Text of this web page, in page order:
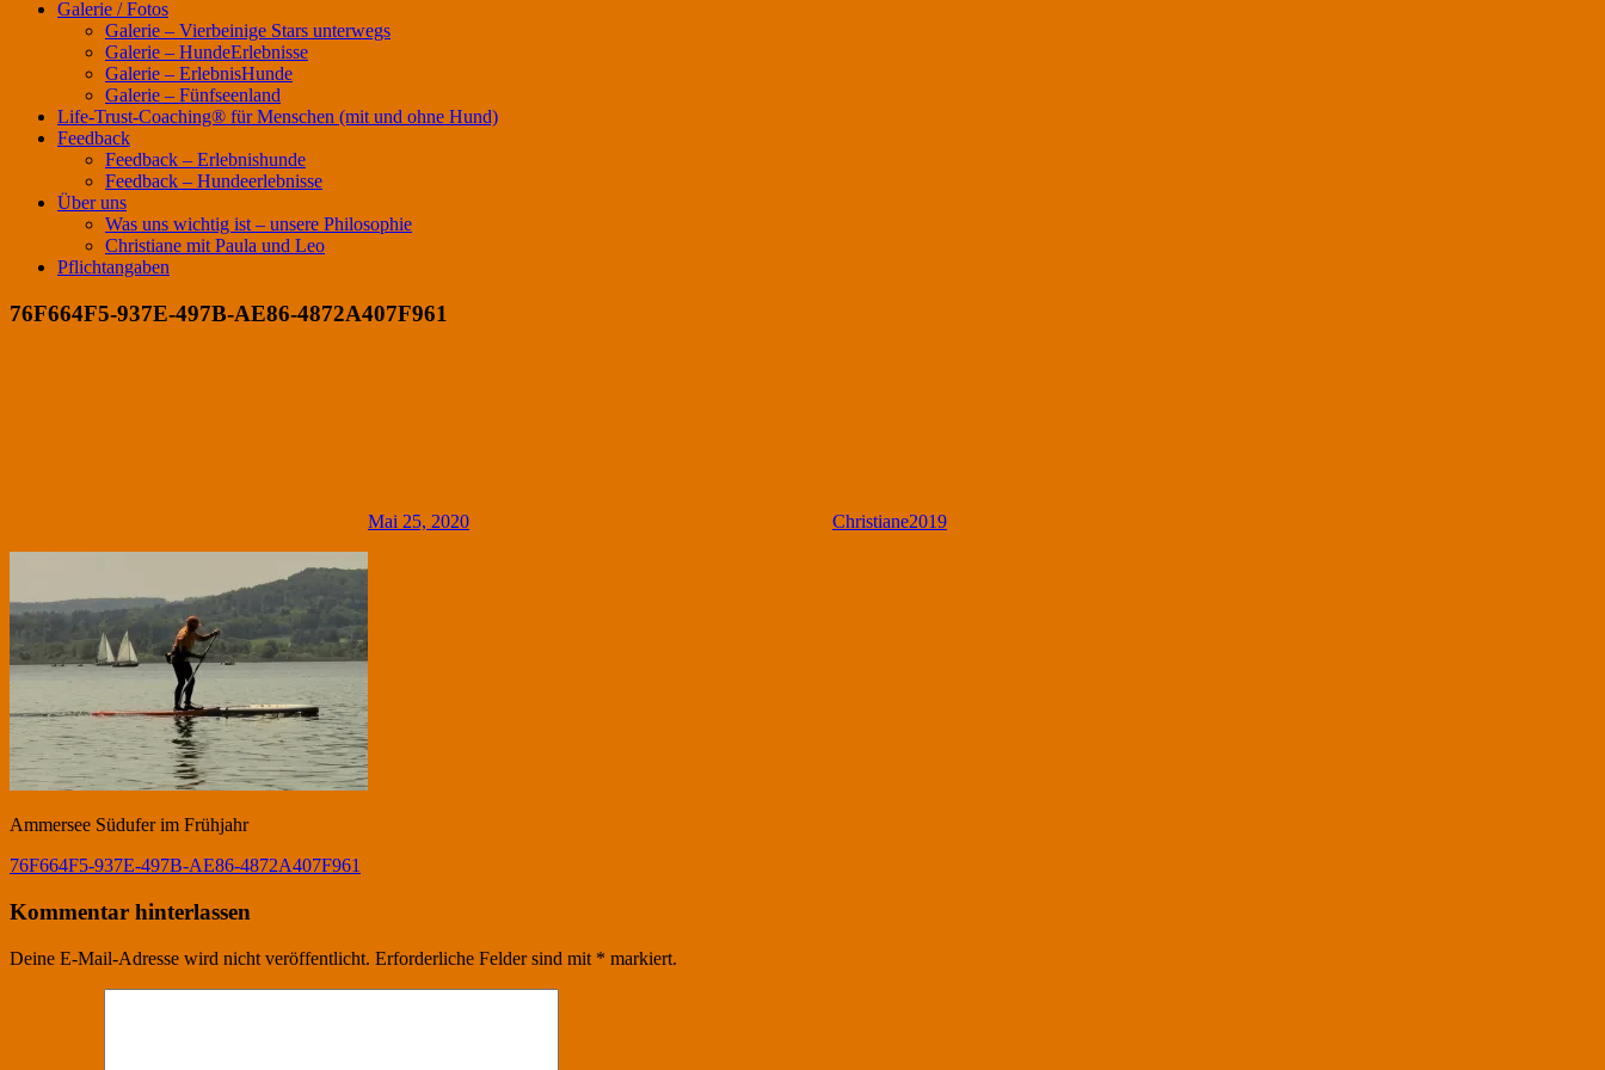
Galerie / Fotos
Galerie – Vierbeinige Stars unterwegs
Galerie – HundeErlebnisse
Galerie – ErlebnisHunde
Galerie – Fünfseenland
Life-Trust-Coaching® für Menschen (mit und ohne Hund)
Feedback
Feedback – Erlebnishunde
Feedback – Hundeerlebnisse
Über uns
Was uns wichtig ist – unsere Philosophie
Christiane mit Paula und Leo
Pflichtangaben
76F664F5-937E-497B-AE86-4872A407F961
Mai 25, 2020 Christiane2019
Ammersee Südufer im Frühjahr
Beitrags-
Navigation
Vorheriger
76F664F5-937E-497B-AE86-4872A407F961
Kommentar hinterlassen
Deine E-Mail-Adresse wird nicht veröffentlicht. Erforderliche Felder sind mit * markiert.